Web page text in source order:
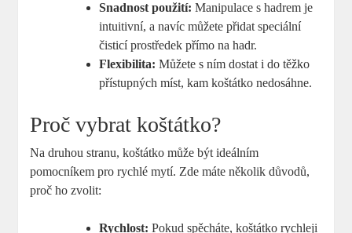
Snadnost použití: Manipulace s hadrem je
intuitivní, a navíc můžete přidat speciální
čisticí prostředek přímo na hadr.
Flexibilita: Můžete s ním dostat i do těžko
přístupných míst, kam koštátko nedosáhne.
Proč vybrat koštátko?
Na druhou stranu, koštátko může být ideálním
pomocníkem pro rychlé mytí. Zde máte několik důvodů,
proč ho zvolit:
Rychlost: Pokud spěcháte, koštátko rychleji